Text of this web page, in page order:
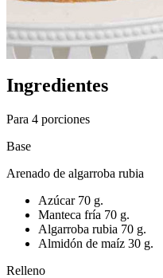
Ingredientes
Para 4 porciones
Base
Arenado de algarroba rubia
Azúcar 70 g.
Manteca fría 70 g.
Algarroba rubia 70 g.
Almidón de maíz 30 g.
Relleno